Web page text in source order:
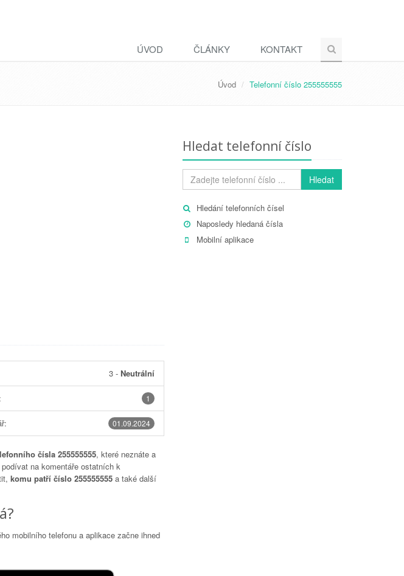
ÚVOD ČLÁNKY KONTAKT
Úvod Telefonní číslo 255555555
3- Neutrální
1
01.09.2024
čísla 255555555, které neznáte a
na komentáře ostatních k
komu patří číslo 255555555 a také další
mobilního telefonu a aplikace začne ihned
Hledat telefonní číslo
Hledat
Hledání telefonních čísel
Naposledy hledaná čísla
Mobilní aplikace